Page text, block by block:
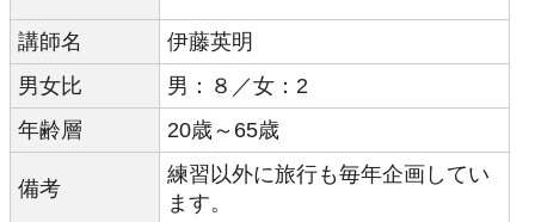
講師名
伊藤英明
男女比
男：８／女：2
年齢層
20歳～65歳
備考
練習以外に旅行も毎年企画してい
ます。